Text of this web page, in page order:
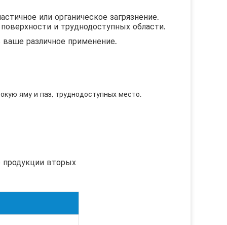
или органическое загрязнение.
и труднодоступных области.
различное применение.
яму и паз, труднодоступных место.
продукции вторых